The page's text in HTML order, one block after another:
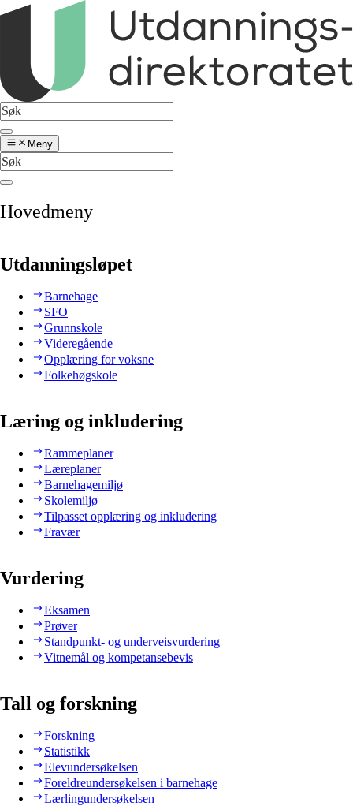
Meny
Hovedmeny
Utdanningsløpet
Barnehage
SFO
Grunnskole
Videregående
Opplæring for voksne
Folkehøgskole
Læring og inkludering
Rammeplaner
Læreplaner
Barnehagemiljø
Skolemiljø
Tilpasset opplæring og inkludering
Fravær
Vurdering
Eksamen
Prøver
Standpunkt- og underveisvurdering
Vitnemål og kompetansebevis
Tall og forskning
Forskning
Statistikk
Elevundersøkelsen
Foreldreundersøkelsen i barnehage
Lærlingundersøkelsen